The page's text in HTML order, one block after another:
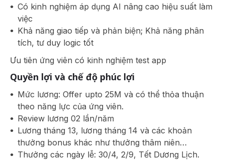
Có kinh nghiệm áp dụng AI nâng cao hiệu suất làm
việc
Khả năng giao tiếp và phản biện; Khả năng phân
tích, tư duy logic tốt
Ưu tiên ứng viên có kinh nghiệm test app
Quyền lợi và chế độ phúc lợi
Mức lương: Offer upto 25M và có thể thỏa thuận
theo năng lực của ứng viên.
Review lương 02 lần/năm
Lương tháng 13, lương tháng 14 và các khoản
thưởng bonus khác như thưởng thâm niên…
Thưởng các ngày lễ: 30/4, 2/9, Tết Dương Lịch.